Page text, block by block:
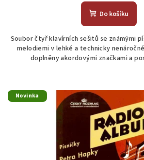
produktu
z
5
hvězdiček.
Do košíku
Soubor čtyř klavírních sešitů se známými
melodiemi v lehké a technicky
doplněny akordovými značkami a
Novinka